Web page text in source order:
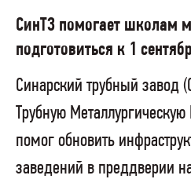
СинТЗ помогает школам
подготовиться к 1
Синарский трубный завод
Трубную
помог обновить
заведений в преддверии